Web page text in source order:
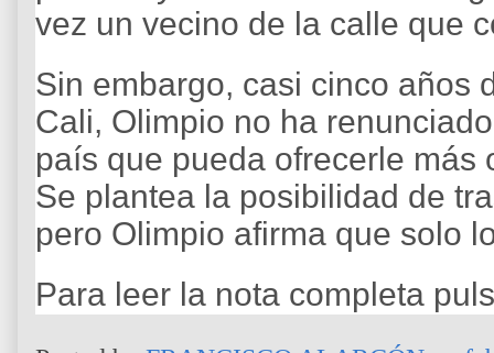
vez un vecino de la calle que
Sin embargo, casi cinco años
Cali, Olimpio no ha
país que pueda ofrecerle
Se plantea la posibilidad de
pero Olimpio afirma que solo
Para leer la nota completa